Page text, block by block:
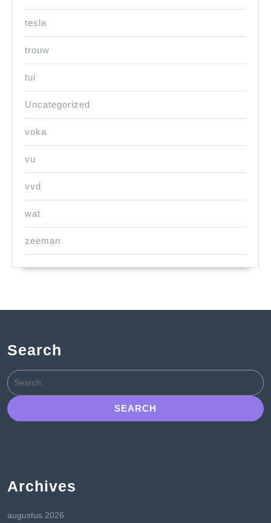
tesla
trouw
tui
Uncategorized
voka
vu
vvd
wat
zeeman
Search
Search
for:
Archives
augustus 2026